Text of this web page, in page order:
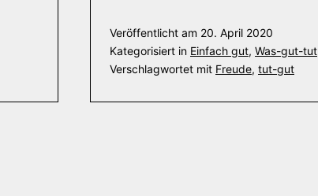
Veröffentlicht am 20. April 2020
Kategorisiert in Einfach gut, Was-gut-tut
Verschlagwortet mit Freude, tut-gut